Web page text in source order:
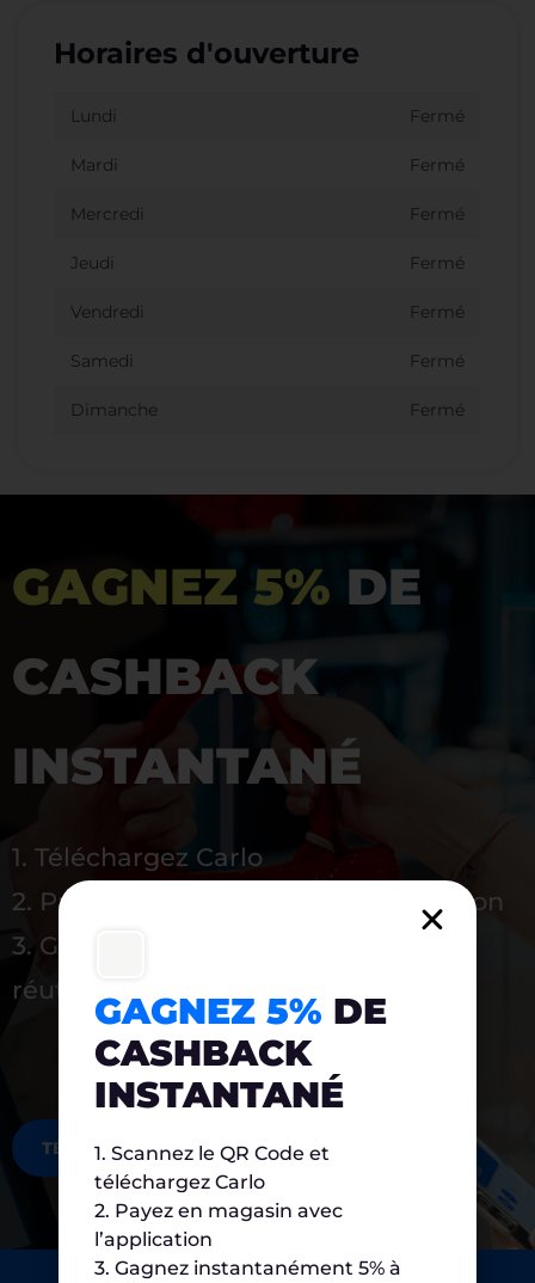
Horaires d'ouverture
Lundi Fermé
Mardi Fermé
Mercredi Fermé
Jeudi Fermé
Vendredi Fermé
Samedi Fermé
Dimanche Fermé
GAGNEZ 5% DE
CASHBACK
INSTANTANÉ
1. Téléchargez Carlo
2. Payez en magasin avec l’application
3. Gagnez instantanément 5 % à
réutiliser
TÉLÉCHARGEZ MAINTENANT
GAGNEZ 5% DE
CASHBACK
INSTANTANÉ
1. Scannez le QR Code et
téléchargez Carlo
2. Payez en magasin avec
l’application
3. Gagnez instantanément 5% à